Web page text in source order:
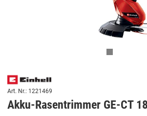
Art. Nr.: 1221469
Akku-Rasentrimmer GE-CT